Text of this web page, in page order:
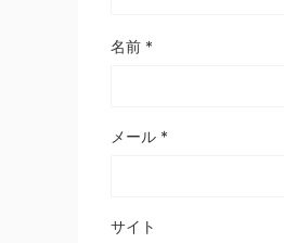
名前 *
メール *
サイト